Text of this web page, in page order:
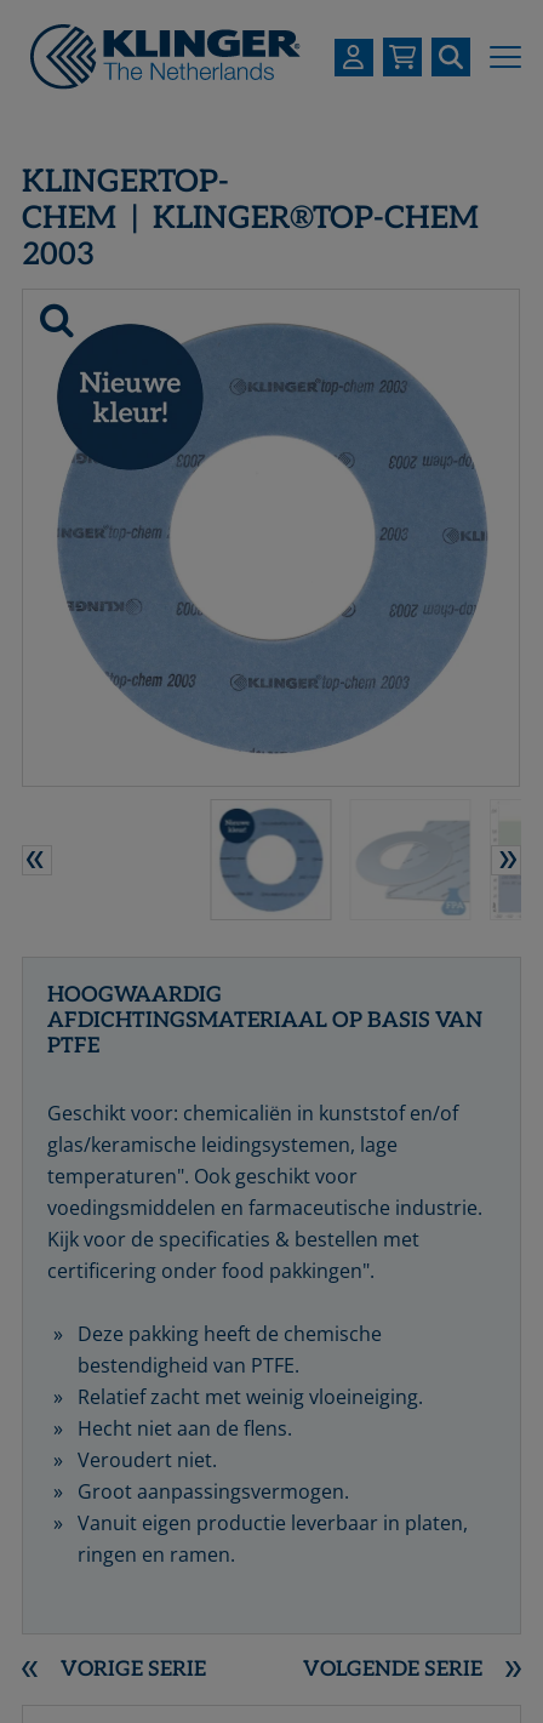
PRODUCTEN
INDUSTRIEËN
SERVICES
DOWNLOADS
LOGIN
REGISTREREN
WERKEN BIJ
CONTACT
EN
KLINGERTOP-
CHEM | KLINGER®TOP-CHEM
2003
HOOGWAARDIG
AFDICHTINGSMATERIAAL OP BASIS VAN
PTFE
Geschikt voor: chemicaliën in kunststof en/of
glas/keramische leidingsystemen, lage
temperaturen". Ook geschikt voor
voedingsmiddelen en farmaceutische industrie.
Kijk voor de specificaties & bestellen met
certificering onder food pakkingen".
Deze pakking heeft de chemische
bestendigheid van PTFE.
Relatief zacht met weinig vloeineiging.
Hecht niet aan de flens.
Veroudert niet.
Groot aanpassingsvermogen.
Vanuit eigen productie leverbaar in platen,
ringen en ramen.
VORIGE SERIE VOLGENDE SERIE